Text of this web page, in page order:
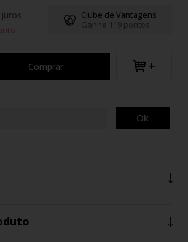
Clube de Vantagens
Ganhe 119 pontos
Comprar +
Ok